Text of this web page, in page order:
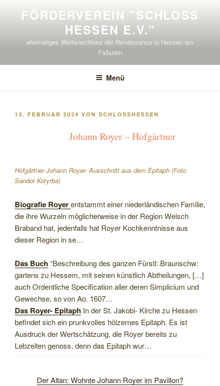
FÖRDERVEREIN "SCHLOSS H
ESSEN E.V."
ehemaliges Welfenschloss der Renaissance in Hessen am
Fallstein
Menü
VERÖFFENTLICHT
13. FEBRUAR 2024 VON SCHLOSSHESSEN
Johann Royer – Hofgärtner
Hofgärtner Johann Royer- Ausschnitt aus dem Epitaph (Foto
Sandor Kotyrba)
Biografie Royerentstammt einer niederländischen Familie,
die ihre Wurzeln möglicherweise in der Region Welsch
Braband hat, jedenfalls hat Royer Kochkenntnisse aus
dieser Region in se…
Das Buch“Beschreibung des ganzen Fürstl: Braunschw:
gartens zu Hessem, mit seinen künstlich Abtheilungen, […]
auch Ordentliche Specification aller deren Simplicium und
Gewechse, so von Ao. 1607…
Das Royer- Epitaph In der St. Jakobi- Kirche zu Hessen
befindet sich ein prunkvolles hölzernes Epitaph. Es ist
Ausdruck der Wertschätzung, die Royer bereits zu
Lebzeiten genoss, denn das Epitaph wur…
Der Altan: Wohnte Johann Royer im Pavillon?